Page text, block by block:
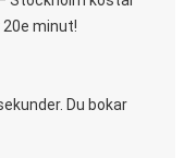
20e minut!
Du bokar